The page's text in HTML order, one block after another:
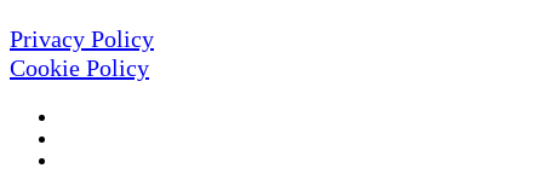
Privacy Policy
Cookie Policy